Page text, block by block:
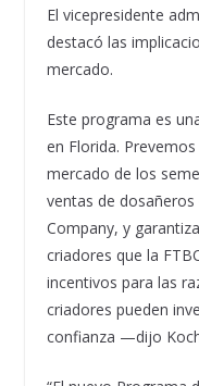
El vicepresidente
destacó las
mercado.
Este programa es
en Florida.
mercado de los
ventas de dosañeros
Company, y
criadores que la
incentivos para las
criadores pueden
confianza —dijo